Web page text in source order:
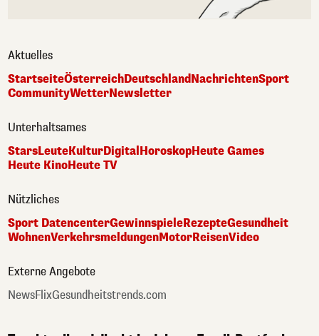
Aktuelles
StartseiteÖsterreichDeutschlandNachrichtenSport
CommunityWetterNewsletter
Unterhaltsames
StarsLeuteKulturDigital HoroskopHeute Games
Heute KinoHeute TV
Nützliches
Sport DatencenterGewinnspieleRezepteGesundheit
WohnenVerkehrsmeldungenMotorReisenVideo
Externe Angebote
NewsFlixGesundheitstrends.com